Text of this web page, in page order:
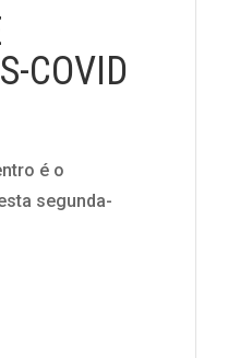
COVID
é o
segunda-